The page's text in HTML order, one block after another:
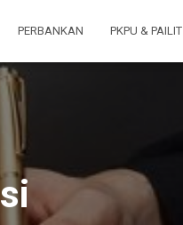
PERBANKAN PKPU & PAILIT